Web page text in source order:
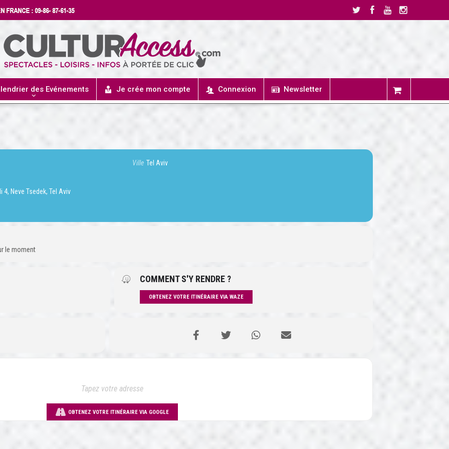
des Evénements Je crée mon compte Connexion Newsletter
4, Neve Tsedek, Tel Aviv
Ville Tel Aviv
le moment
COMMENT S'Y RENDRE ?
OBTENEZ VOTRE ITINÉRAIRE VIA WAZE
OBTENEZ VOTRE ITINÉRAIRE VIA GOOGLE